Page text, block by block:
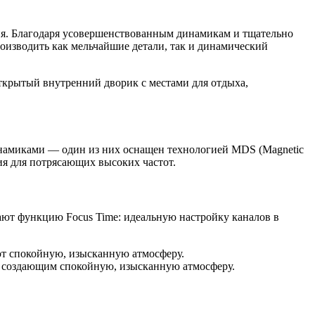
Благодаря усовершенствованным динамикам и тщательно
как мельчайшие детали, так и динамический
— один из них оснащен технологией MDS (Magnetic
для потрясающих высоких частот.
функцию Focus Time: идеальную настройку каналов в